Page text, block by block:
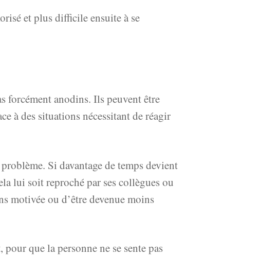
et plus difficile ensuite à se
forcément anodins. Ils peuvent être
à des situations nécessitant de réagir
Si davantage de temps devient
lui soit reproché par ses collègues ou
motivée ou d’être devenue moins
que la personne ne se sente pas